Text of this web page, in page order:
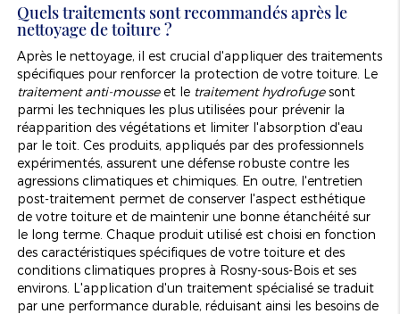
Quels traitements sont recommandés après le
nettoyage de toiture ?
Après le nettoyage, il est crucial d'appliquer des traitements
spécifiques pour renforcer la protection de votre toiture. Le
traitement anti-mousseet le traitement hydrofugesont
parmi les techniques les plus utilisées pour prévenir la
réapparition des végétations et limiter l'absorption d'eau
par le toit. Ces produits, appliqués par des professionnels
expérimentés, assurent une défense robuste contre les
agressions climatiques et chimiques. En outre, l'entretien
post-traitement permet de conserver l'aspect esthétique
de votre toiture et de maintenir une bonne étanchéité sur
le long terme. Chaque produit utilisé est choisi en fonction
des caractéristiques spécifiques de votre toiture et des
conditions climatiques propres à Rosny-sous-Bois et ses
environs. L'application d'un traitement spécialisé se traduit
par une performance durable, réduisant ainsi les besoins de